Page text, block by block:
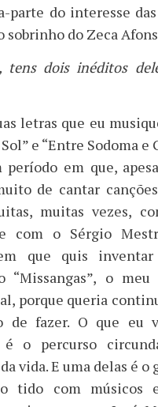
parte do interesse das
sobrinho do Zeca
tens dois inéditos
letras que eu
e “Entre Sodoma e
período em que,
de cantar
muitas vezes,
com o Sérgio
que quis inventar
“Missangas”, o
porque queria
de fazer. O que eu
é o percurso
vida. E uma delas é
tido com músicos